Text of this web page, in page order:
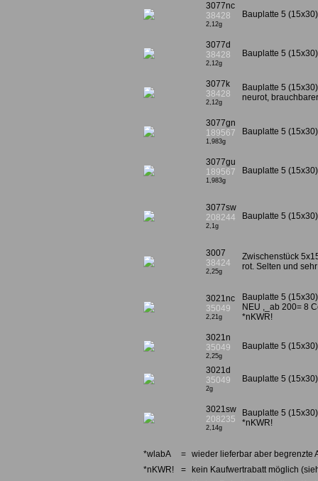
3077nc
38428
2,12g
Bauplatte 5
3077d
38428
2,12g
Bauplatte 5
3077k
38428
2,12g
Bauplatte 5
neurot,
3077gn
189567
1,983g
Bauplatte 5
3077gu
189567
1,983g
Bauplatte 5
3077sw
208244
2,1g
Bauplatte 5
3007
38424
2,25g
Zwischenstück
rot. Selten und
3021nc
35049
2,21g
Bauplatte 5
NEU ,_ab 200= 8
*nKWR!
3021n
35049
2,25g
Bauplatte 5
3021d
35049
2g
Bauplatte 5
3021sw
208235
2,14g
Bauplatte 5
*nKWR!
*wlabA = wieder lieferbar aber begrenzte
*nKWR!
= kein Kaufwertrabatt möglich